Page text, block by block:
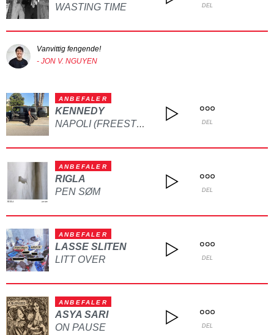
WASTING TIME
DEL
Vanvittig fengende!
- JON V. NGUYEN
ANBEFALER
KENNEDY
NAPOLI (FREESTYLE) DEL
ANBEFALER
RIGLA
PEN SØM
DEL
ANBEFALER
LASSE SLITEN
LITT OVER
DEL
ANBEFALER
ASYA SARI
ON PAUSE
DEL